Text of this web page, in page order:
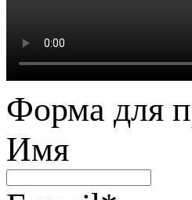
Форма для
Имя